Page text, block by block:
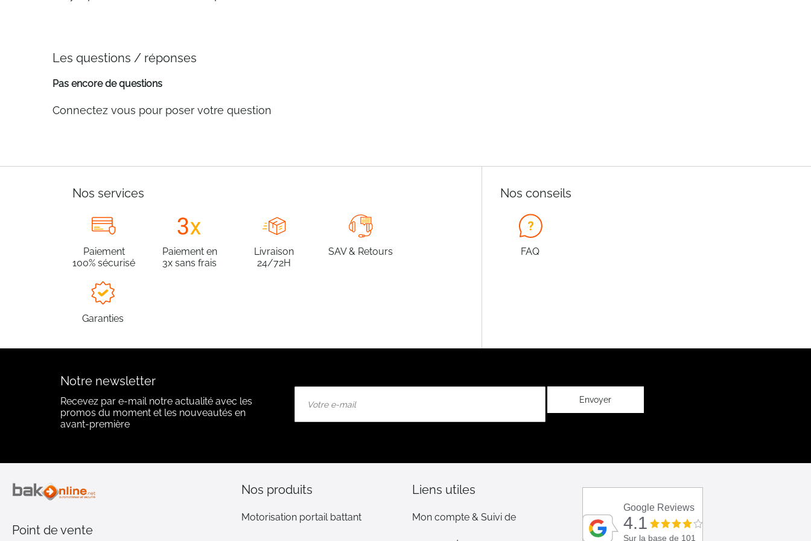
Les questions / réponses
Pas encore de questions
Connectez vous pour poser votre question
Nos services
Paiement
100% sécurisé
Paiement en
3x sans frais
Livraison
24/72H
SAV & Retours
Garanties
Nos conseils
FAQ
Notre newsletter
Recevez par e-mail notre actualité avec les
promos du moment et les nouveautés en
avant-première
notre
:
Envoyer
Point de vente
Nos produits
Motorisation portail battant
Liens utiles
Mon compte & Suivi de
Google Reviews
4.1
Sur la base de 101